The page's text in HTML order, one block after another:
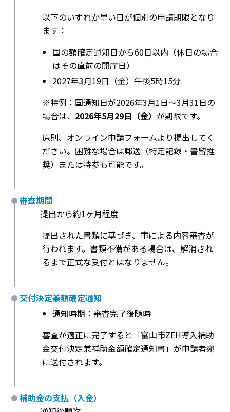
以下のいずれか早い日が個別の申請期限となり
ます：
国の額確定通知日から60日以内（休日の場合
はその直前の開庁日）
2027年3月19日（金）午後5時15分
※特例：国通知日が2026年3月1日〜3月31日の
場合は、 2026年5月29日（金） が期限です。
原則、オンライン申請フォームより提出してく
ださい。困難な場合は郵送（特定記録・書留推
奨）または持参も可能です。
審査期間
提出から約1ヶ月程度
提出された書類に基づき、市による内容審査が
行われます。書類不備がある場合は、解消され
るまで正式な受付とはなりません。
交付決定兼額確定通知
通知時期：審査完了後随時
審査が適正に完了すると「富山市ZEH導入補助
金交付決定兼補助金額確定通知書」が申請者宛
に送付されます。
補助金の支払（入金）